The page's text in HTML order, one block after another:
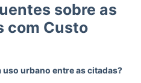
sobre as
com Custo
uso urbano entre as citadas?